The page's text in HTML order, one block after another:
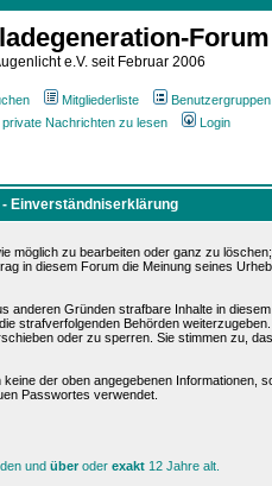
Forum
e.V. seit Februar 2006
Mitgliederliste Benutzergruppen
private Nachrichten zu lesen Login
Einverständniserklärung
möglich zu bearbeiten oder ganz zu
in diesem Forum die Meinung seines
Gründen strafbare Inhalte in
strafverfolgenden Behörden
oder zu sperren. Sie stimmen zu,
der oben angegebenen Informationen,
Passwortes verwendet.
und überoder exakt 12 Jahre alt.